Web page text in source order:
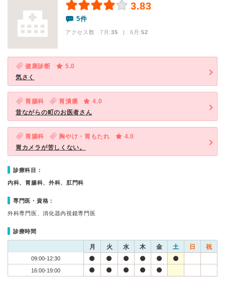
3.83
5件
アクセス数 7月:35 | 6月:52
健康診断
5.0
気さく
胃腸科 胃潰瘍
4.0
昔ながらの町のお医者さん
胃腸科 胸やけ・胃もたれ
4.0
胃カメラが苦しくない。
診療科目：
内科、胃腸科、外科、肛門科
専門医・資格：
外科専門医、消化器内視鏡専門医
診療時間
月 火 水 木 金 土 日 祝
09:00-12:30
16:00-19:00